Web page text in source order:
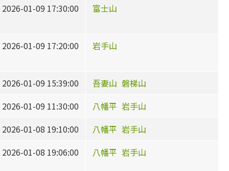
2026-01-09 17:30:00 富士山
2026-01-09 17:20:00 岩手山
2026-01-09 15:39:00 吾妻山 磐梯山
2026-01-09 11:30:00
八幡平 岩手山
2026-01-08 19:10:00
八幡平 岩手山
2026-01-08 19:06:00
八幡平 岩手山